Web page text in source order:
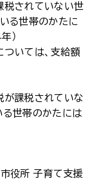
税されていない世
る世帯のかたに
）
いては、支給額
が課税されていな
る世帯のかたには
市役所 子育て支援